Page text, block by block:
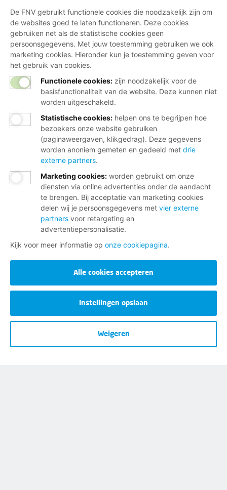
Vragen over het lidmaatschap
Vragen over werk en inkomen
Dienstverlening bij jou in de buurt
Meld je aan voor onze nieuwsbrief
De FNV gebruikt functionele cookies die noodzakelijk zijn om
de websites goed te laten functioneren. Deze cookies
gebruiken net als de statistische cookies geen
persoonsgegevens. Met jouw toestemming gebruiken we ook
marketing cookies. Hieronder kun je toestemming geven voor
het gebruik van cookies.
Functionele cookies: zijn noodzakelijk voor de
basisfunctionaliteit van de website. Deze kunnen niet
worden uitgeschakeld.
Statistische cookies: helpen ons te begrijpen hoe
bezoekers onze website gebruiken
(paginaweergaven, klikgedrag). Deze gegevens
worden anoniem gemeten en gedeeld met drie
externe partners.
Marketing cookies: worden gebruikt om onze
diensten via online advertenties onder de aandacht
te brengen. Bij acceptatie van marketing cookies
delen wij je persoonsgegevens met vier externe
partners voor retargeting en
advertentiepersonalisatie.
Kijk voor meer informatie op onze cookiepagina.
Alle cookies accepteren
Instellingen opslaan
Weigeren